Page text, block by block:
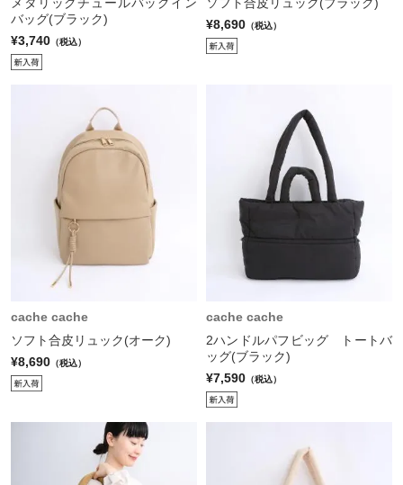
バッグ(ブラック)
¥3,740 （税込）
¥8,690 （税込）
cache cache
ソフト合皮リュック(オーク)
¥8,690 （税込）
cache cache
2ハンドルパフビッグ トートバ
ッグ(ブラック)
¥7,590 （税込）